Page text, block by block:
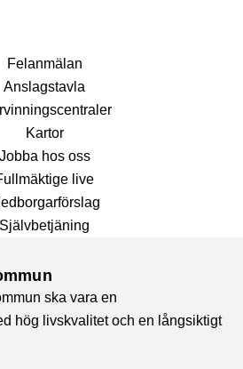
Fel­anmälan
Anslags­tavla
Kartor
Jobba hos oss
live
Självbetjäning
ska vara en
hög livskvalitet och en långsiktigt